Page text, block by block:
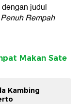
judul
Rempah
Makan Sate
Kambing